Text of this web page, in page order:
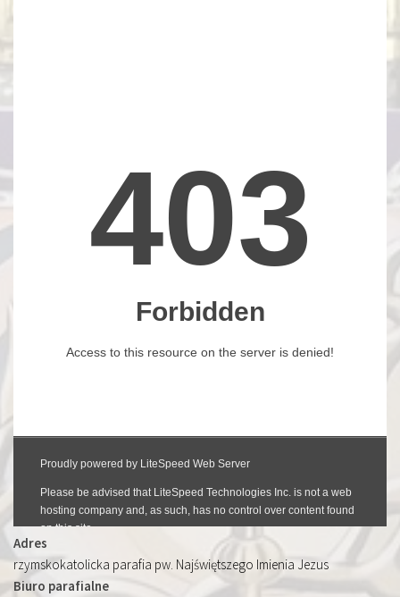
Adres
rzymskokatolicka parafia pw. Najświętszego Imienia Jezus
Biuro parafialne